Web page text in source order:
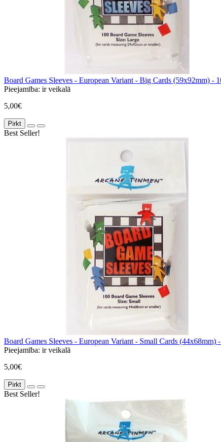
Board Games Sleeves - European Variant - Big Cards (59x92mm) -
Pieejamība: ir veikalā
5,00€
Pirkt
Best Seller!
Board Games Sleeves - European Variant - Small Cards (44x68mm)
Pieejamība: ir veikalā
5,00€
Pirkt
Best Seller!